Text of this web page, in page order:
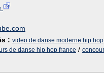
: video de danse moderne hip hop
de danse hip hop france /